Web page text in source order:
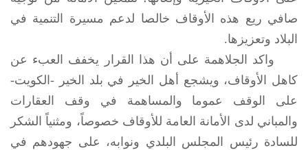
صافي ريع هذه الأوقاف خالصا لدعم مسيرة التنمية في
البلاد وتعزيزها.
واكد الجلاهمة على أن هذا القرار يخفف العبء عن
كاهل الأوقاف، ويشجع أهل الخير في بلد الخير -الكويت-
على الوقف عموما والمساهمة في وقف العقارات
والمباني لدى الأمانة العامة للأوقاف خصوصاً، ومثنياً الشكر
للسادة رئيس المجلس البلدي ونوابه، على جهودهم في